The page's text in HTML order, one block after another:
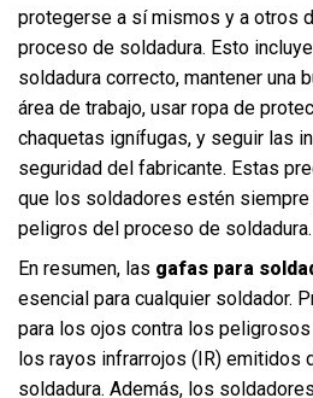
protegerse a sí mismos y a otros
proceso de soldadura. Esto
soldadura correcto, mantener una
área de trabajo, usar ropa de
chaquetas ignífugas, y seguir las
seguridad del fabricante. Estas
que los soldadores estén
peligros del proceso de soldadura.
En resumen, las gafas para
esencial para cualquier soldador.
para los ojos contra los
los rayos infrarrojos (IR) emitidos
soldadura. Además, los